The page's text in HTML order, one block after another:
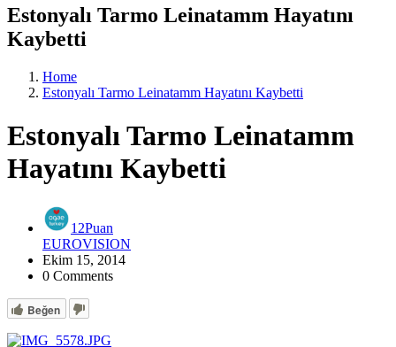
Estonyalı Tarmo Leinatamm Hayatını
Kaybetti
Home
Estonyalı Tarmo Leinatamm Hayatını Kaybetti
Estonyalı Tarmo Leinatamm
Hayatını Kaybetti
12Puan
EUROVISION
Ekim 15, 2014
0 Comments
Beğen